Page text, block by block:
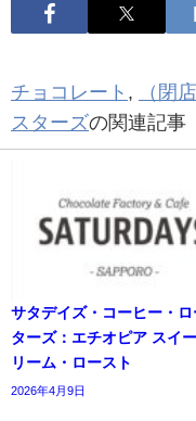
チョコレート
（閉
スターズの関連記事
サタデイズ・コーヒー・ロ
ターズ：エチオピア スイ
リーム・ロースト
2026年4月9日